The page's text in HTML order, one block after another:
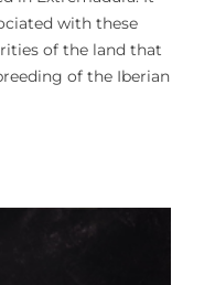
with these
of the land that
of the Iberian